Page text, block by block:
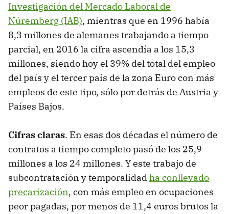
Investigación del Mercado Laboral de
Núremberg (IAB), mientras que en 1996 había
8,3 millones de alemanes trabajando a tiempo
parcial, en 2016 la cifra ascendía a los 15,3
millones, siendo hoy el 39% del total del empleo
del país y el tercer país de la zona Euro con más
empleos de este tipo, sólo por detrás de Austria y
Países Bajos.
Cifras claras. En esas dos décadas el número de
contratos a tiempo completo pasó de los 25,9
millones a los 24 millones. Y este trabajo de
subcontratación y temporalidadha conllevado
precarización, con más empleo en ocupaciones
peor pagadas, por menos de 11,4 euros brutos la